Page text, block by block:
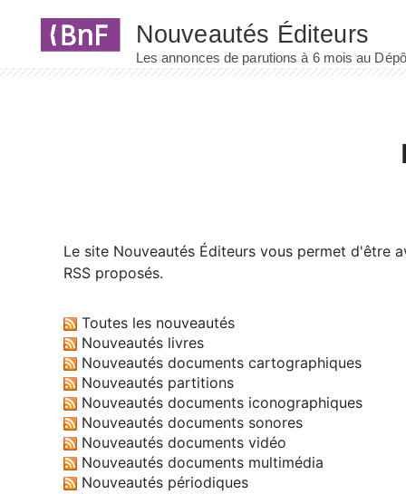
Le site Nouveautés Éditeurs vous permet d'être
RSS proposés.
Toutes les nouveautés
Nouveautés livres
Nouveautés documents cartographiques
Nouveautés partitions
Nouveautés documents iconographiques
Nouveautés documents sonores
Nouveautés documents vidéo
Nouveautés documents multimédia
Nouveautés périodiques